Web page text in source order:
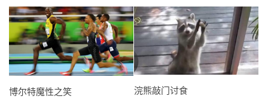
博尔特魔性之笑 浣熊敲门讨食